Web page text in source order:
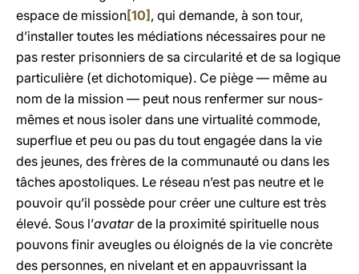
espace de mission[10] , qui demande, à son tour,
d’installer toutes les médiations nécessaires pour ne
pas rester prisonniers de sa circularité et de sa logique
particulière (et dichotomique). Ce piège — même au
nom de la mission — peut nous renfermer sur nous-
mêmes et nous isoler dans une virtualité commode,
superflue et peu ou pas du tout engagée dans la vie
des jeunes, des frères de la communauté ou dans les
tâches apostoliques. Le réseau n’est pas neutre et le
pouvoir qu’il possède pour créer une culture est très
élevé. Sous l’avatarde la proximité spirituelle nous
pouvons finir aveugles ou éloignés de la vie concrète
des personnes, en nivelant et en appauvrissant la